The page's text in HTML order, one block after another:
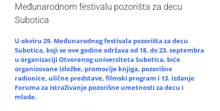
Međunarodnom festivalu pozorišta za decu
Subotica
U okviru 29. Međunarodnog festivala pozorišta za decu
Subotica, koji se ove godine održava od 18. do 23. septembra
u organizaciji Otvorenog univerziteta Subotica, biće
organizovane izložbe, promocije knjiga, pozorišne
radionice, ulične predstave, filmski program i 13. izdanje
Foruma za istraživanje pozorišne umetnosti za decu i
mlade.